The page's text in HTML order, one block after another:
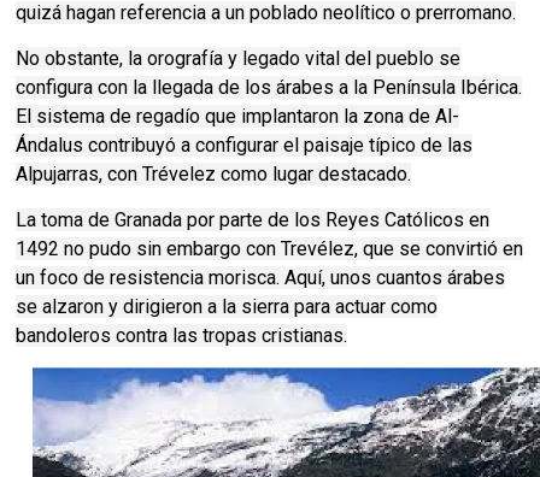
quizá hagan referencia a un poblado neolítico o prerromano.
No obstante, la orografía y legado vital del pueblo se
configura con la llegada de los árabes a la Península Ibérica.
El sistema de regadío que implantaron la zona de Al-
Ándalus contribuyó a configurar el paisaje típico de las
Alpujarras, con Trévelez como lugar destacado.
La toma de Granada por parte de los Reyes Católicos en
1492 no pudo sin embargo con Trevélez, que se convirtió en
un foco de resistencia morisca. Aquí, unos cuantos árabes
se alzaron y dirigieron a la sierra para actuar como
bandoleros contra las tropas cristianas.